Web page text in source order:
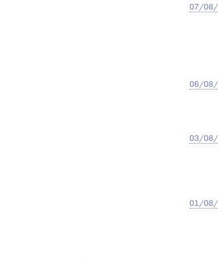
07/
06/
03/
01/